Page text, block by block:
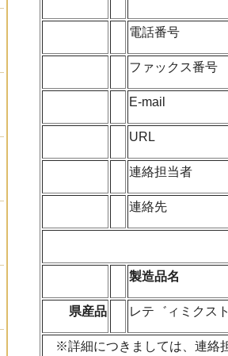
電話番号
ファックス番号
E-mail
URL
連絡担当者
連絡先
製造品名
県産品 レテ゛ィミクス
※詳細につきましては、連絡